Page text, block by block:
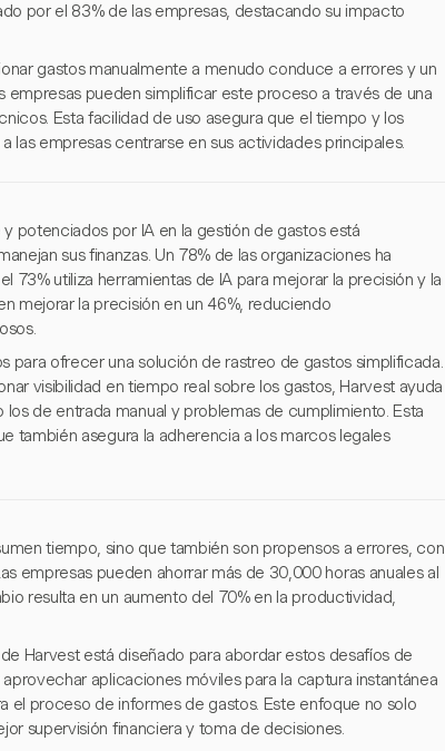
por el 83% de las empresas, destacando su impacto
gastos manualmente a menudo conduce a errores y un
pueden simplificar este proceso a través de una
Esta facilidad de uso asegura que el tiempo y los
las empresas centrarse en sus actividades principales.
potenciados por IA en la gestión de gastos está
sus finanzas. Un 78% de las organizaciones ha
73% utiliza herramientas de IA para mejorar la precisión y la
mejorar la precisión en un 46%, reduciendo
ofrecer una solución de rastreo de gastos simplificada.
visibilidad en tiempo real sobre los gastos, Harvest ayuda
de entrada manual y problemas de cumplimiento. Esta
también asegura la adherencia a los marcos legales
tiempo, sino que también son propensos a errores, con
empresas pueden ahorrar más de 30,000 horas anuales al
resulta en un aumento del 70% en la productividad,
Harvest está diseñado para abordar estos desafíos de
aplicaciones móviles para la captura instantánea
el proceso de informes de gastos. Este enfoque no solo
supervisión financiera y toma de decisiones.